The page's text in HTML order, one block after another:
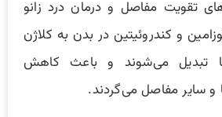
تقویت مفاصل و درمان درد زانو
و کندروئیتین در بدن به کلاژن
تبدیل می‌شوند و باعث کاهش
و سایر مفاصل می‌گردند.